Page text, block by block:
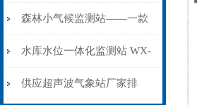
己复礼的农业小气候自动气
象站#2022已更新
森林小气候监测站——一款
必须得买的WX-SL10森林小
气候观测站
水库水位一体化监测站 WX-
LDSW04 自动雷达水位监测
供应超声波气象站厂家排